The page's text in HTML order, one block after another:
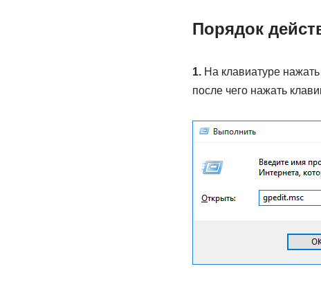
Порядок
1.На клавиатуре
после чего нажать